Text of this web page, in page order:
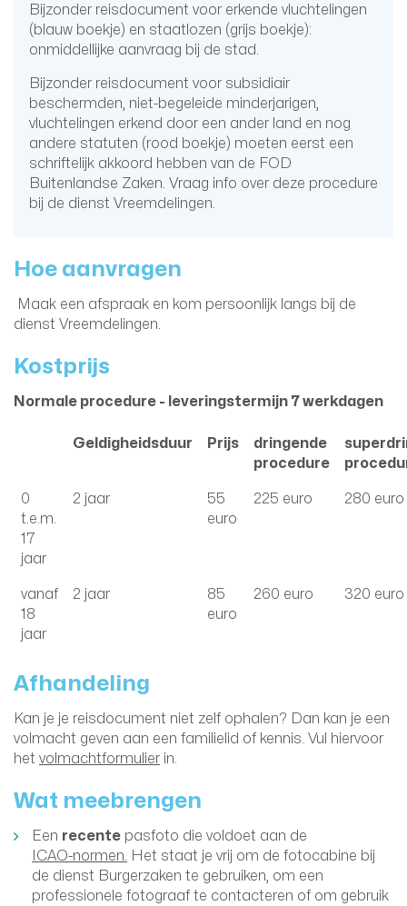
Bijzonder reisdocument voor erkende vluchtelingen
(blauw boekje) en staatlozen (grijs boekje):
onmiddellijke aanvraag bij de stad.
Bijzonder reisdocument voor subsidiair
beschermden, niet-begeleide minderjarigen,
vluchtelingen erkend door een ander land en nog
andere statuten (rood boekje) moeten eerst een
schriftelijk akkoord hebben van de FOD
Buitenlandse Zaken. Vraag info over deze procedure
bij de dienst Vreemdelingen.
Hoe aanvragen
Maak een afspraak en kom persoonlijk langs bij de
dienst Vreemdelingen.
Kostprijs
Normale procedure - leveringstermijn 7 werkdagen
Geldigheidsduur Prijs
dringende
procedure
0
t.e.m.
17
jaar
2 jaar
55
euro
225 euro 280 euro
vanaf
18
jaar
2 jaar
85
euro
260 euro 320 euro
Afhandeling
Kan je je reisdocument niet zelf ophalen? Dan kan je een
volmacht geven aan een familielid of kennis. Vul hiervoor
het volmachtformulier in.
Wat meebrengen
Een recente pasfoto die voldoet aan de
ICAO-normen. Het staat je vrij om de fotocabine bij
de dienst Burgerzaken te gebruiken, om een
professionele fotograaf te contacteren of om gebruik